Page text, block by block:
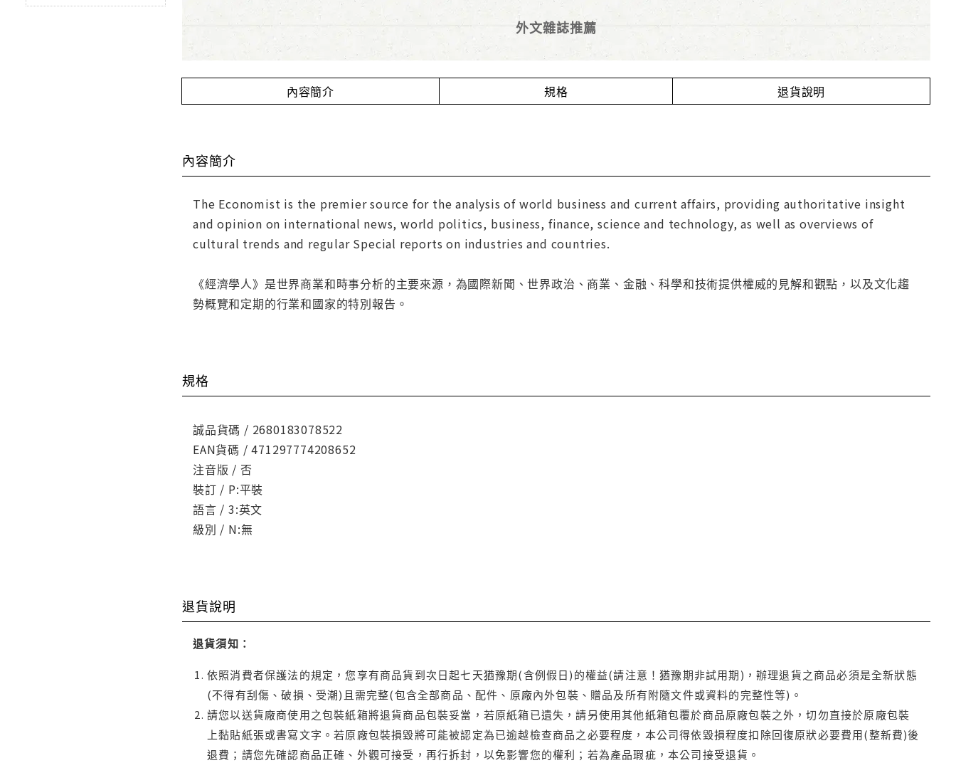
外文雜誌推薦
內容簡介 規格 退貨說明
內容簡介
The Economist is the premier source for the analysis of world business and current affairs, providing authoritative insight
and opinion on international news, world politics, business, finance, science and technology, as well as overviews of
cultural trends and regular Special reports on industries and countries.
《經濟學人》是世界商業和時事分析的主要來源，為國際新聞、世界政治、商業、金融、科學和技術提供權威的見解和觀點，以及文化趨
勢概覽和定期的行業和國家的特別報告。
規格
誠品貨碼 / 2680183078522
EAN貨碼 / 471297774208652
注音版 / 否
裝訂 / P:平裝
語言 / 3:英文
級別 / N:無
退貨說明
退貨須知：
依照消費者保護法的規定，您享有商品貨到次日起七天猶豫期(含例假日)的權益(請注意！猶豫期非試用期)，辦理退貨之商品必須是全新狀態
(不得有刮傷、破損、受潮)且需完整(包含全部商品、配件、原廠內外包裝、贈品及所有附隨文件或資料的完整性等)。
請您以送貨廠商使用之包裝紙箱將退貨商品包裝妥當，若原紙箱已遺失，請另使用其他紙箱包覆於商品原廠包裝之外，切勿直接於原廠包裝
上黏貼紙張或書寫文字。若原廠包裝損毀將可能被認定為已逾越檢查商品之必要程度，本公司得依毀損程度扣除回復原狀必要費用(整新費)後
退費；請您先確認商品正確、外觀可接受，再行拆封，以免影響您的權利；若為產品瑕疵，本公司接受退貨。